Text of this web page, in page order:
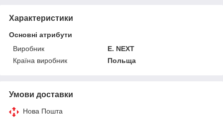
Характеристики
Основні атрибути
Виробник
E. NEXT
Країна виробник
Польща
Умови доставки
Нова Пошта